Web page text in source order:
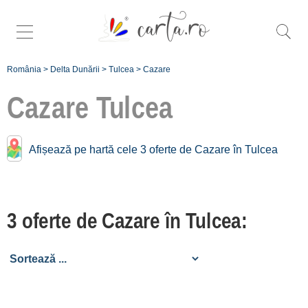
România > Delta Dunării > Tulcea > Cazare
Cazare Tulcea
Afișează pe hartă cele 3 oferte de Cazare în Tulcea
3 oferte de Cazare în Tulcea:
Cazare în apropiere de
Tulcea:
[1 oferte la 11.8 km]
[2 oferte la 24.3 km]